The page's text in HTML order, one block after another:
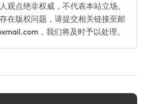
观点绝非权威，不代表本站立场。
在版权问题，请提交相关链接至邮
，我们将及时予以处理。